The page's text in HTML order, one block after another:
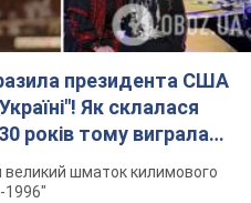
президента США
Як склалася
років тому виграла
великий шматок килимового
1996"